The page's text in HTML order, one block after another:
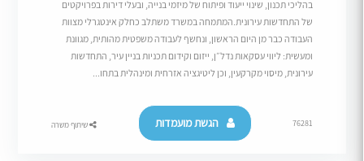
בהליכי תכנון, שינוי ייעוד ופיתוח של מיזמי בנייה, ובעלי דירות בפרויקטים
של התחדשות עירונית.המתמחה במשרד משתלב כחלק אינטגרלי מצוות
העבודה כבר מן היום הראשון, ונחשף לעבודה משפטית מהותית, מגוונת
ומעשית: ליווי עסקאות נדל״ן, ייזום וקידום תכניות בניין עיר, התחדשות
עירונית, מיסוי מקרקעין, וכן ליטיגציה אזרחית ומינהלית בתחו...
76281 הגשת מועמדות שיתוף משרה